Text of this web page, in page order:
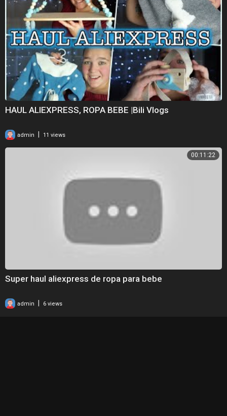
HAUL ALIEXPRESS, ROPA BEBE |Bili Vlogs
admin 11 views
00:11:22
Super haul aliexpress de ropa para bebe
admin 6 views